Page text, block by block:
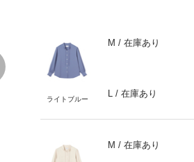
ライトブルー
M / 在庫あり
L / 在庫あり
M / 在庫あり